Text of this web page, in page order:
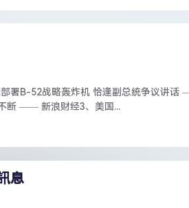
署B-52战略轰炸机 恰逢副总统争议讲话
断 —— 新浪财经3、美国...
息